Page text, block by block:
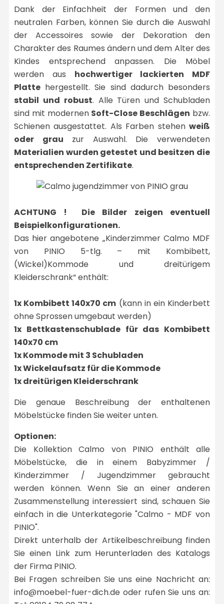
Dank der Einfachheit der Formen und den
neutralen Farben, können Sie durch die Auswahl
der Accessoires sowie der Dekoration den
Charakter des Raumes ändern und dem Alter des
Kindes entsprechend anpassen. Die Möbel
werden aus hochwertiger lackierten MDF
Platte hergestellt. Sie sind dadurch besonders
stabil und robust. Alle Türen und Schubladen
sind mit modernen Soft-Close Beschlägen bzw.
Schienen ausgestattet. Als Farben stehen weiß
oder grau zur Auswahl. Die verwendeten
Materialien wurden getestet und besitzen die
entsprechenden Zertifikate.
ACHTUNG ! Die Bilder zeigen eventuell
Beispielkonfigurationen.
Das hier angebotene „Kinderzimmer Calmo MDF
von PINIO 5-tlg. – mit Kombibett,
(Wickel)Kommode und dreitürigem
Kleiderschrank“ enthält:
1x Kombibett 140x70 cm (kann in ein Kinderbett
ohne Sprossen umgebaut werden)
1x Bettkastenschublade für das Kombibett
140x70 cm
1x Kommode mit 3 Schubladen
1x Wickelaufsatz für die Kommode
1x dreitürigen Kleiderschrank
Die genaue Beschreibung der enthaltenen
Möbelstücke finden Sie weiter unten.
Optionen:
Die Kollektion Calmo von PINIO enthält alle
Möbelstücke, die in einem Babyzimmer /
Kinderzimmer / Jugendzimmer gebraucht
werden können. Wenn Sie an einer anderen
Zusammenstellung interessiert sind, schauen Sie
einfach in die Unterkategorie "Calmo - MDF von
PINIO".
Direkt unterhalb der Artikelbeschreibung finden
Sie einen Link zum Herunterladen des Katalogs
der Firma PINIO.
Bei Fragen schreiben Sie uns eine Nachricht an:
info@moebel-fuer-dich.de oder rufen Sie uns an: